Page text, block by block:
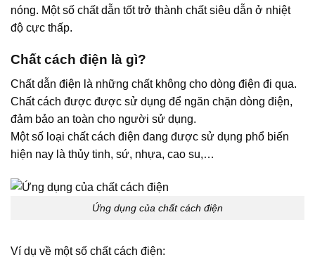
nóng. Một số chất dẫn tốt trở thành chất siêu dẫn ở nhiệt
độ cực thấp.
Chất cách điện là gì?
Chất dẫn điện là những chất không cho dòng điện đi qua.
Chất cách được được sử dụng để ngăn chặn dòng điện,
đảm bảo an toàn cho người sử dụng.
Một số loại chất cách điện đang được sử dụng phổ biến
hiện nay là thủy tinh, sứ, nhựa, cao su,…
Ứng dụng của chất cách điện
Ví dụ về một số chất cách điện: